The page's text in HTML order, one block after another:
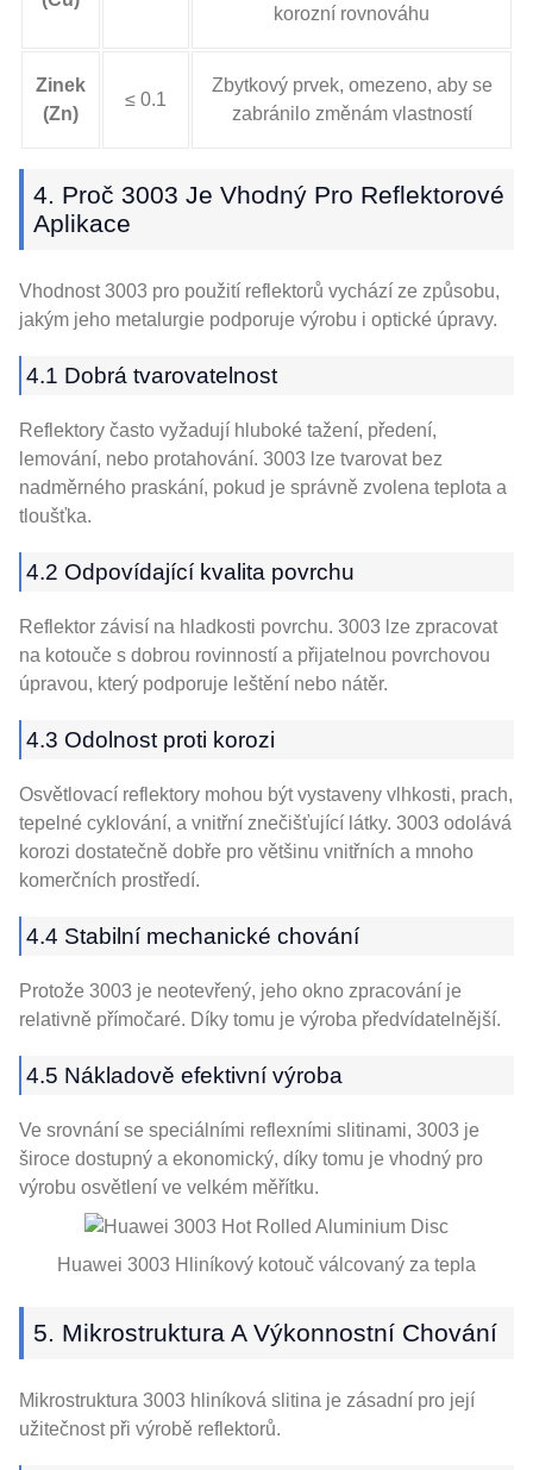
korozní rovnováhu
Zinek
(Zn)
≤ 0.1
Zbytkový prvek, omezeno, aby se
zabránilo změnám vlastností
4. Proč 3003 Je Vhodný Pro Reflektorové
Aplikace
Vhodnost 3003 pro použití reflektorů vychází ze způsobu,
jakým jeho metalurgie podporuje výrobu i optické úpravy.
4.1 Dobrá tvarovatelnost
Reflektory často vyžadují hluboké tažení, předení,
lemování, nebo protahování. 3003 lze tvarovat bez
nadměrného praskání, pokud je správně zvolena teplota a
tloušťka.
4.2 Odpovídající kvalita povrchu
Reflektor závisí na hladkosti povrchu. 3003 lze zpracovat
na kotouče s dobrou rovinností a přijatelnou povrchovou
úpravou, který podporuje leštění nebo nátěr.
4.3 Odolnost proti korozi
Osvětlovací reflektory mohou být vystaveny vlhkosti, prach,
tepelné cyklování, a vnitřní znečišťující látky. 3003 odolává
korozi dostatečně dobře pro většinu vnitřních a mnoho
komerčních prostředí.
4.4 Stabilní mechanické chování
Protože 3003 je neotevřený, jeho okno zpracování je
relativně přímočaré. Díky tomu je výroba předvídatelnější.
4.5 Nákladově efektivní výroba
Ve srovnání se speciálními reflexními slitinami, 3003 je
široce dostupný a ekonomický, díky tomu je vhodný pro
výrobu osvětlení ve velkém měřítku.
Huawei 3003 Hliníkový kotouč válcovaný za tepla
5. Mikrostruktura A Výkonnostní Chování
Mikrostruktura 3003 hliníková slitina je zásadní pro její
užitečnost při výrobě reflektorů.